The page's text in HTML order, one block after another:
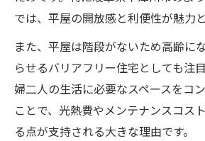
バリアフリーを意識したコ
設計
中津川市で考える二人用平屋
中津川市に適したコンパ
方
二人暮らし向けコンパクト
では、平屋の開放感と利便性が魅力
また、平屋は階段がないため高齢に
らせるバリアフリー住宅としても注
婦二人の生活に必要なスペースをコ
ことで、光熱費やメンテナンスコス
る点が支持される大きな理由です。